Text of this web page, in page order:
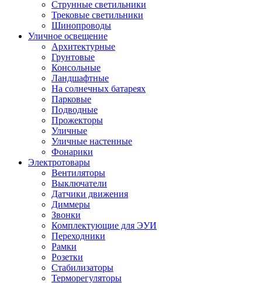
Струнные светильники
Трековые светильники
Шинопроводы
Уличное освещение
Архитектурные
Грунтовые
Консольные
Ландшафтные
На солнечных батареях
Парковые
Подводные
Прожекторы
Уличные
Уличные настенные
Фонарики
Электротовары
Вентиляторы
Выключатели
Датчики движения
Диммеры
Звонки
Комплектующие для ЭУИ
Переходники
Рамки
Розетки
Стабилизаторы
Терморегуляторы